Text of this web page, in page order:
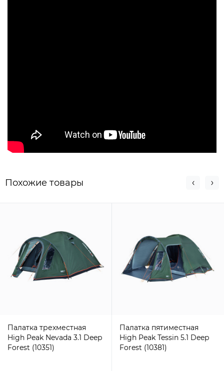
Похожие товары
Палатка трехместная
High Peak Nevada 3.1 Deep
Forest (10351)
Палатка пятиместная
High Peak Tessin 5.1 Deep
Forest (10381)